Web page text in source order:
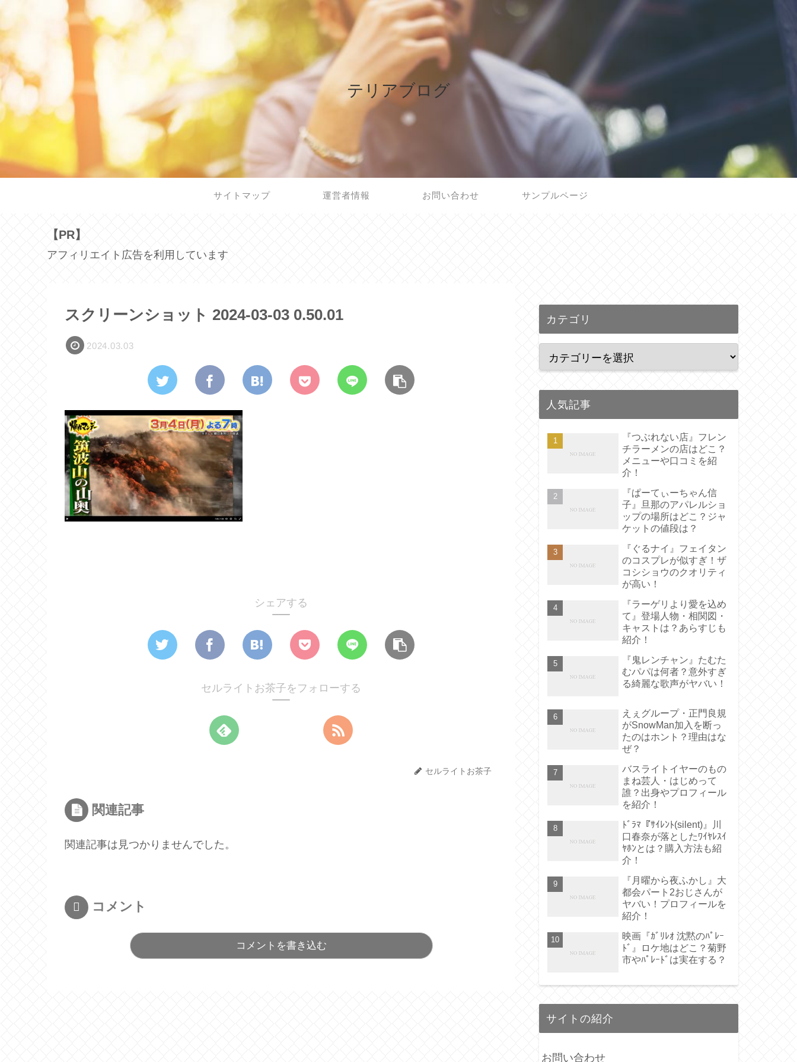
テリアブログ
サイトマップ 運営者情報 お問い合わせ サンプルページ
【PR】
アフィリエイト広告を利用しています
スクリーンショット 2024-03-03 0.50.01
2024.03.03
シェアする
セルライトお茶子をフォローする
セルライトお茶子
関連記事
関連記事は見つかりませんでした。
コメント
コメントを書き込む
カテゴリ
人気記事
『つぶれない店』フレン
チラーメンの店はどこ？
メニューや口コミを紹
介！
『ぱーてぃーちゃん信
子』旦那のアパレルショ
ップの場所はどこ？ジャ
ケットの値段は？
『ぐるナイ』フェイタン
のコスプレが似すぎ！ザ
コシショウのクオリティ
が高い！
『ラーゲリより愛を込め
て』登場人物・相関図・
キャストは？あらすじも
紹介！
『鬼レンチャン』たむた
むパパは何者？意外すぎ
る綺麗な歌声がヤバい！
えぇグループ・正門良規
がSnowMan加入を断っ
たのはホント？理由はな
ぜ？
バスライトイヤーのもの
まね芸人・はじめって
誰？出身やプロフィール
を紹介！
ﾄﾞﾗﾏ『ｻｲﾚﾝﾄ(silent)』川
口春奈が落としたﾜｲﾔﾚｽｲ
ﾔﾎﾝとは？購入方法も紹
介！
『月曜から夜ふかし』大
都会パート2おじさんが
ヤバい！プロフィールを
紹介！
映画『ｶﾞﾘﾚｵ 沈黙のﾊﾟﾚｰ
ﾄﾞ』ロケ地はどこ？菊野
市やﾊﾟﾚｰﾄﾞは実在する？
サイトの紹介
お問い合わせ